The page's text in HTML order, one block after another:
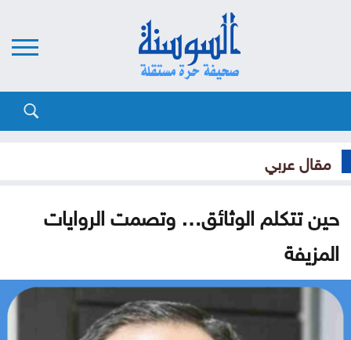
مقال عربي
حين تتكلم الوثائق… وتصمت الروايات
المزيفة